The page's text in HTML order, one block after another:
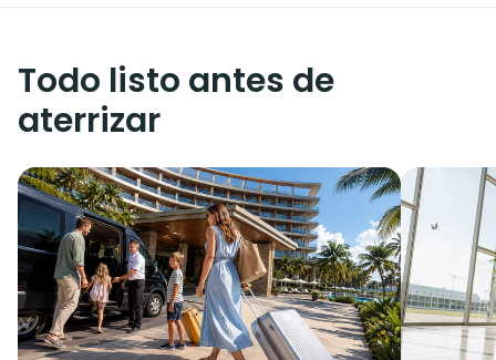
Todo listo antes de
aterrizar